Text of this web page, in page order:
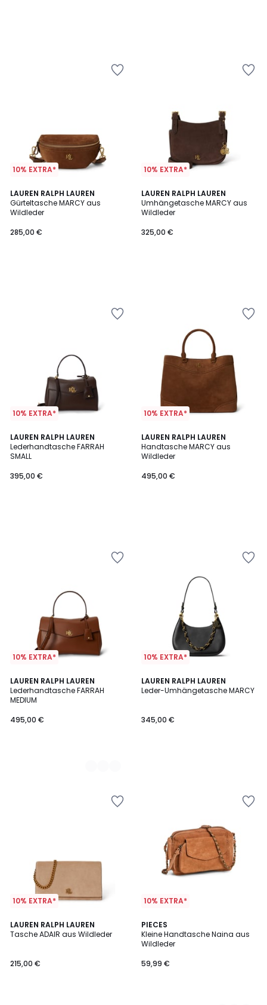
10% EXTRA*
LAUREN RALPH LAUREN
Gürteltasche MARCY aus
Wildleder
285,00 €
10% EXTRA*
LAUREN RALPH LAUREN
Umhängetasche MARCY aus
Wildleder
325,00 €
10% EXTRA*
LAUREN RALPH LAUREN
Lederhandtasche FARRAH
SMALL
395,00 €
10% EXTRA*
LAUREN RALPH LAUREN
Handtasche MARCY aus
Wildleder
495,00 €
10% EXTRA*
LAUREN RALPH LAUREN
Lederhandtasche FARRAH
MEDIUM
495,00 €
2
Farben
10% EXTRA*
LAUREN RALPH LAUREN
Leder-Umhängetasche MARCY
345,00 €
10% EXTRA*
LAUREN RALPH LAUREN
Tasche ADAIR aus Wildleder
215,00 €
10% EXTRA*
PIECES
Kleine Handtasche Naina aus
Wildleder
59,99 €
2
Farben